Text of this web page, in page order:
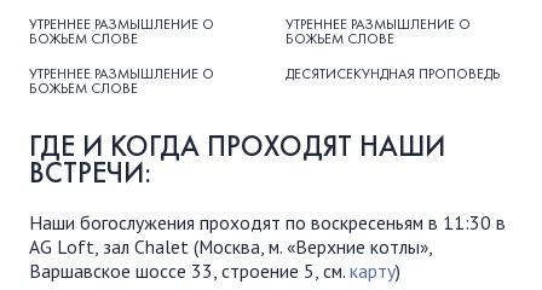
УТРЕННЕЕ РАЗМЫШЛЕНИЕ О
БОЖЬЕМ СЛОВЕ
УТРЕННЕЕ РАЗМЫШЛЕНИЕ О
БОЖЬЕМ СЛОВЕ
УТРЕННЕЕ РАЗМЫШЛЕНИЕ О
БОЖЬЕМ СЛОВЕ
ДЕСЯТИСЕКУНДНАЯ ПРОПОВЕДЬ
ГДЕ И КОГДА ПРОХОДЯТ НАШИ
ВСТРЕЧИ:
Наши богослужения проходят по воскресеньям в 11:30 в
AG Loft, зал Chalet (Москва, м. «Верхние котлы»,
Варшавское шоссе 33, строение 5, см. карту)